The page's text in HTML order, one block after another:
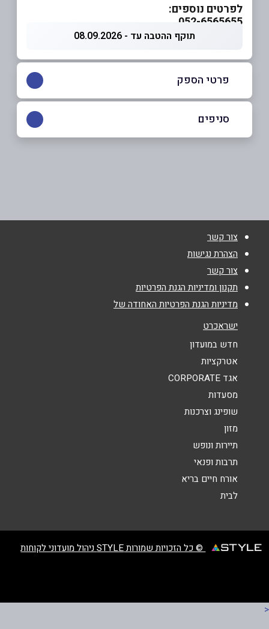
לפרטים נוספים:
052-6565655
תוקף ההטבה עד - 08.09.2026
פרטי הספק
נושא*
אנא חזרו אלי בקשר ל...
סניפים
צור קשר
הצהרת נגישות
צור קשר
תקנון ומדיניות הגנת הפרטיות
מדיניות הגנת הפרטיות האחודה של
ישראכרט
חדש במועדון
אטרקציות
אגד CORPORATE
מסעדות
שופינג וצרכנות
מזון
תיירות ונופש
תרבות ופנאי
אורח חיים בריא
לבית
© כל הזכויות שמורות STYLE ניהול מועדוני לקוחות
<